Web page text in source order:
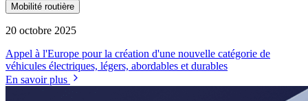
Mobilité routière
20 octobre 2025
Appel à l'Europe pour la création d'une nouvelle catégorie de
véhicules électriques, légers, abordables et durables
En savoir plus